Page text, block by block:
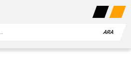
ARA